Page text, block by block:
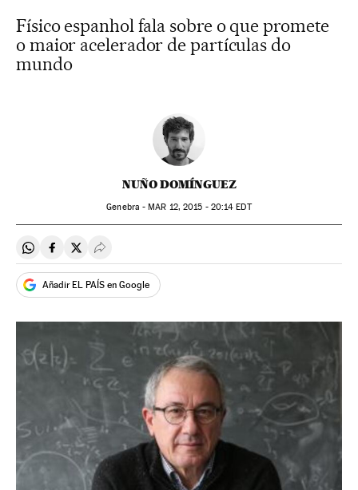
Físico espanhol fala sobre o que promete
o maior acelerador de partículas do
mundo
NUÑO DOMÍNGUEZ
Genebra -MAR 12, 2015 - 20:14 EDT
Compartir en Whatsapp
Compartir en Facebook
Compartir en Twitter
Desplegar Redes Sociales
Añadir EL PAÍS en Google